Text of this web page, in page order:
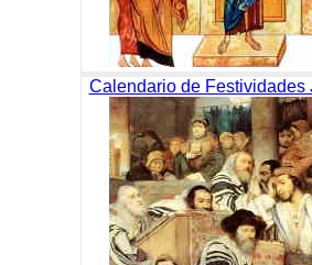
Calendario de Festividades